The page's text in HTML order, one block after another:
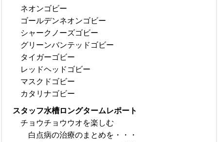
ネオンゴビー
ゴールデンネオンゴビー
シャークノーズゴビー
グリーンバンテッドゴビー
タイガーゴビー
レッドヘッドゴビー
マスクドゴビー
カタリナゴビー
スタッフ水槽ロングタームレポート
チョウチョウウオを楽しむ
白点病の治療のまとめを・・・